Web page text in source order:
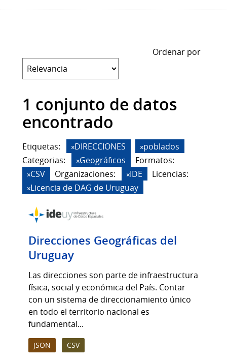
Ordenar por
1 conjunto de datos
encontrado
Etiquetas: DIRECCIONES
poblados
Categorias:
Geográficos
Formatos:
CSV
Organizaciones: IDE
Licencias:
Licencia de DAG de Uruguay
Direcciones Geográficas del
Uruguay
Las direcciones son parte de infraestructura
física, social y económica del País. Contar
con un sistema de direccionamiento único
en todo el territorio nacional es
fundamental...
JSON CSV